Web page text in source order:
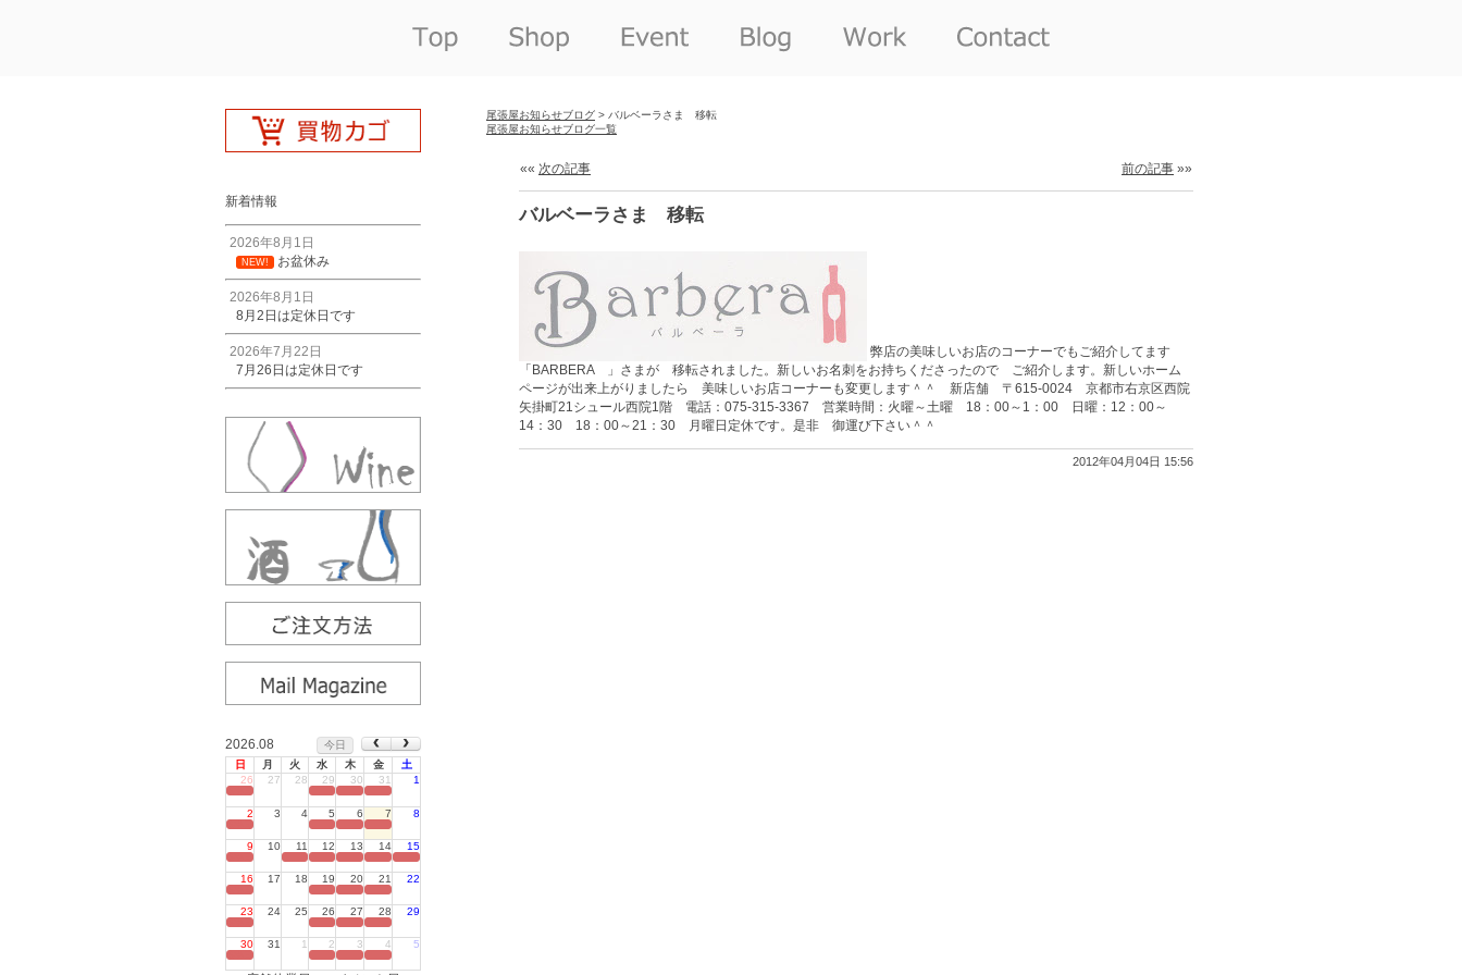
新着情報
2026年8月1日
NEW! お盆休み
2026年8月1日
8月2日は定休日です
2026年7月22日
7月26日は定休日です
2026.08
今日
日
月 火 水 木 金
土
26
27 28 29 30 31 1
2 3 4 5 6 7 8
9 10 11 12 13 14 15
16 17 18 19 20 21 22
23 24 25 26 27 28 29
30 31 1 2 3 4 5
尾張屋お知らせブログ > バルベーラさま 移転
尾張屋お知らせブログ一覧
«« 次の記事 前の記事 »»
バルベーラさま 移転
弊店の美味しいお店のコーナーでもご紹介してます
「BARBERA 」さまが 移転されました。新しいお名刺をお持ちくださったので ご紹介します。新しいホーム
ページが出来上がりましたら 美味しいお店コーナーも変更します＾＾ 新店舗 〒615-0024 京都市右京区西院
矢掛町21シュール西院1階 電話：075-315-3367 営業時間：火曜～土曜 18：00～1：00 日曜：12：00～
14：30 18：00～21：30 月曜日定休です。是非 御運び下さい＾＾
2012年04月04日 15:56